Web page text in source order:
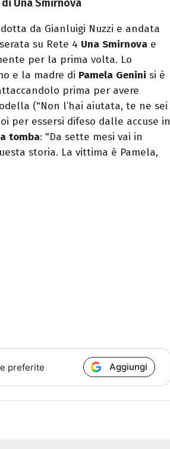
Una Smirnova
da Gianluigi Nuzzi e andata
su Rete 4 Una Smirnova e
per la prima volta. Lo
e la madre di Pamela Genini si è
prima per avere
("Non l’hai aiutata, te ne sei
per essersi difeso dalle accuse in
tomba: "Da sette mesi vai in
storia. La vittima è Pamela,
preferite Aggiungi